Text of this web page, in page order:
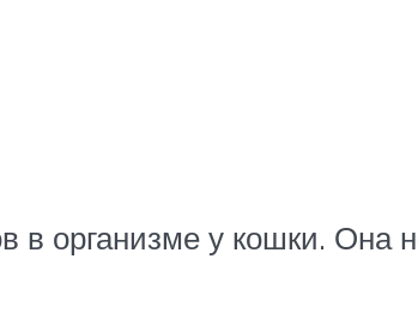
организме у кошки. Она